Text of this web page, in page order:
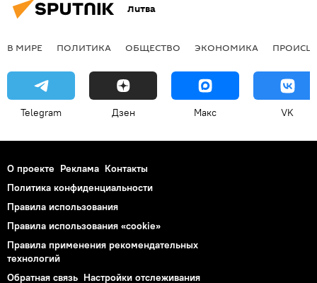
Литва
В МИРЕ ПОЛИТИКА ОБЩЕСТВО ЭКОНОМИКА
Telegram Дзен Макс VK
О проекте Реклама Контакты
Политика конфиденциальности
Правила использования
Правила использования «cookie»
Правила применения рекомендательных
технологий
Обратная связь Настройки отслеживания